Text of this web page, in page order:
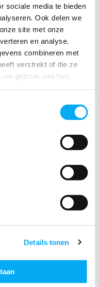
sociale media te bieden
Ook delen we
site met onze
en analyse.
combineren met
verstrekt of die ze
gebruik van hun
Details tonen
hydraulische
T...
voor voorraad info
mechanische
Klik voor voorraad info